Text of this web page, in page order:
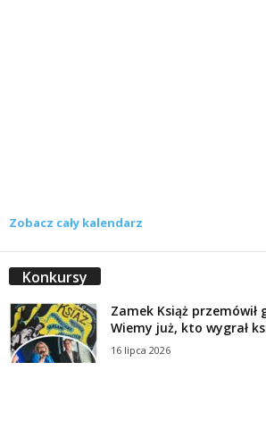
Zobacz cały kalendarz
Konkursy
Zamek Książ przemówił
Wiemy już, kto wygrał
16 lipca 2026